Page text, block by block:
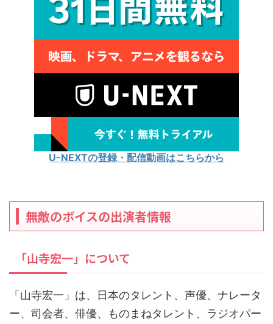
U-NEXTの登録・配信動画はこちらから
無敵のボイスの出演者情報
「山寺宏一」について
「山寺宏一」は、日本のタレント、声優、ナレータ
ー、司会者、俳優、ものまねタレント、ラジオパー